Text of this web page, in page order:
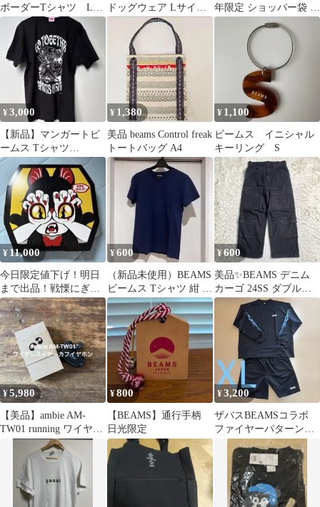
ボーダーTシャツ Lサ
イズ
ドッグウェア Lサイズ
ビームス ボーダー
年限定 ショッパー袋 シ
ョップ袋
¥3,000
【新品】マンガートビ
ームス Tシャツ
SPIRITS OF STEEL 永
井豪
¥ 1,380
美品 beams Control freak
トートバッグ A4
¥ 1,100
ビームス イニシャル
キーリング S
¥ 11,000
今日限定値下げ！明日
まで出品！戦慄にぎる
ちゃん 222 Tシャツ 白
XL箱付き！
¥600
（新品未使用）BEAMS
ビームス Tシャツ 紺 S
サイズ 綿100%
¥600
美品✨BEAMS デニム
カーゴ 24SS ダブルポ
ケットデニムパンツ 黒
¥5,980
【美品】ambie AM-
TW01 running ワイヤレ
スイヤーカフイヤホン
¥800
【BEAMS】通行手柄
日光限定
¥3,200
ザバスBEAMSコラボ
ファイヤーパターンロ
ングTシャツ&ショーツ
XLサイズ